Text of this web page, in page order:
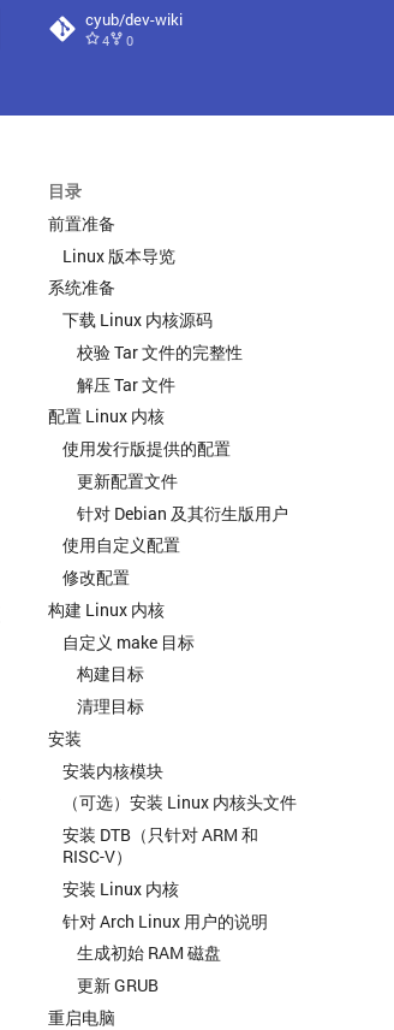
cyub/dev-wiki
4 0
目录
前置准备
Linux 版本导览
系统准备
下载 Linux 内核源码
校验 Tar 文件的完整性
解压 Tar 文件
配置 Linux 内核
使用发行版提供的配置
更新配置文件
针对 Debian 及其衍生版用户
使用自定义配置
修改配置
构建 Linux 内核
自定义 make 目标
构建目标
清理目标
安装
安装内核模块
（可选）安装 Linux 内核头文件
安装 DTB（只针对 ARM 和
RISC-V）
安装 Linux 内核
针对 Arch Linux 用户的说明
生成初始 RAM 磁盘
更新 GRUB
重启电脑